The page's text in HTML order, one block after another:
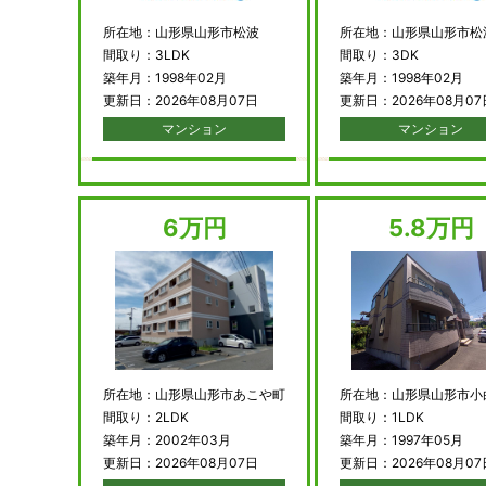
所在地：山形県山形市松波
間取り：3LDK
築年月：1998年02月
更新日：2026年08月07日
マンション
所在地：山形県山形市松
間取り：3DK
築年月：1998年02月
更新日：2026年08月07
マンション
6万円
所在地：山形県山形市あこや町
間取り：2LDK
築年月：2002年03月
更新日：2026年08月07日
5.8万円
所在地：山形県山形市
間取り：1LDK
築年月：1997年05月
更新日：2026年08月07